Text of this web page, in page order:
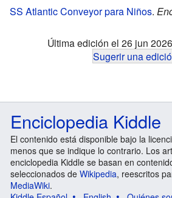
SS Atlantic Conveyor para Niños.
Última edición el 26 jun
Sugerir una
Enciclopedia Kiddle
El contenido está disponible bajo la
menos que se indique lo contrario. Los
enciclopedia Kiddle se basan en
seleccionados de Wikipedia, reescritos
MediaWiki.